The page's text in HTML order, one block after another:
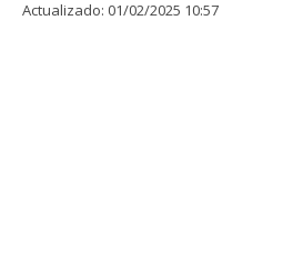
Actualizado: 01/02/2025 10:57